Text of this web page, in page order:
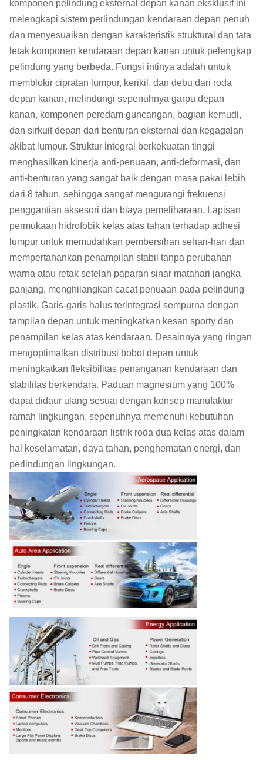
komponen pelindung eksternal depan kanan eksklusif ini
melengkapi sistem perlindungan kendaraan depan penuh
dan menyesuaikan dengan karakteristik struktural dan tata
letak komponen kendaraan depan kanan untuk pelengkap
pelindung yang berbeda. Fungsi intinya adalah untuk
memblokir cipratan lumpur, kerikil, dan debu dari roda
depan kanan, melindungi sepenuhnya garpu depan
kanan, komponen peredam guncangan, bagian kemudi,
dan sirkuit depan dari benturan eksternal dan kegagalan
akibat lumpur. Struktur integral berkekuatan tinggi
menghasilkan kinerja anti-penuaan, anti-deformasi, dan
anti-benturan yang sangat baik dengan masa pakai lebih
dari 8 tahun, sehingga sangat mengurangi frekuensi
penggantian aksesori dan biaya pemeliharaan. Lapisan
permukaan hidrofobik kelas atas tahan terhadap adhesi
lumpur untuk memudahkan pembersihan sehari-hari dan
mempertahankan penampilan stabil tanpa perubahan
warna atau retak setelah paparan sinar matahari jangka
panjang, menghilangkan cacat penuaan pada pelindung
plastik. Garis-garis halus terintegrasi sempurna dengan
tampilan depan untuk meningkatkan kesan sporty dan
penampilan kelas atas kendaraan. Desainnya yang ringan
mengoptimalkan distribusi bobot depan untuk
meningkatkan fleksibilitas penanganan kendaraan dan
stabilitas berkendara. Paduan magnesium yang 100%
dapat didaur ulang sesuai dengan konsep manufaktur
ramah lingkungan, sepenuhnya memenuhi kebutuhan
peningkatan kendaraan listrik roda dua kelas atas dalam
hal keselamatan, daya tahan, penghematan energi, dan
perlindungan lingkungan.